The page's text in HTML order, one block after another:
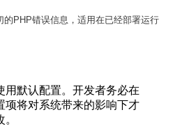
PHP错误信息，适用在已经部署运行
用默认配置。开发者务必在
项将对系统带来的影响下才